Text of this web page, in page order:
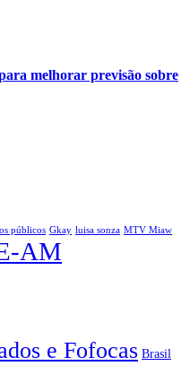
melhorar previsão sobre
públicos Gkay luisa sonza MTV Miaw
AM
e Fofocas Brasil